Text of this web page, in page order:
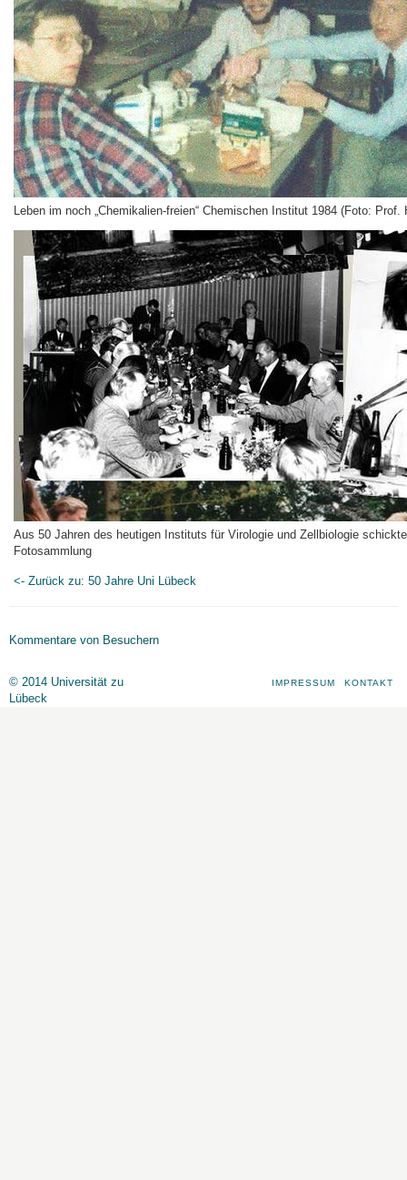
Leben im noch „Chemikalien-freien“ Chemischen Institut 1984 (Foto: Prof.
Aus 50 Jahren des heutigen Instituts für Virologie und Zellbiologie
Fotosammlung
<- Zurück zu: 50 Jahre Uni Lübeck
Kommentare von Besuchern
© 2014 Universität zu
Lübeck
IMPRESSUM KONTAKT